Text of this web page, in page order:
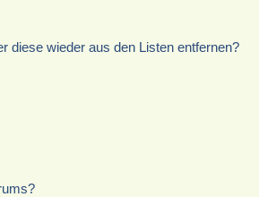
diese wieder aus den Listen entfernen?